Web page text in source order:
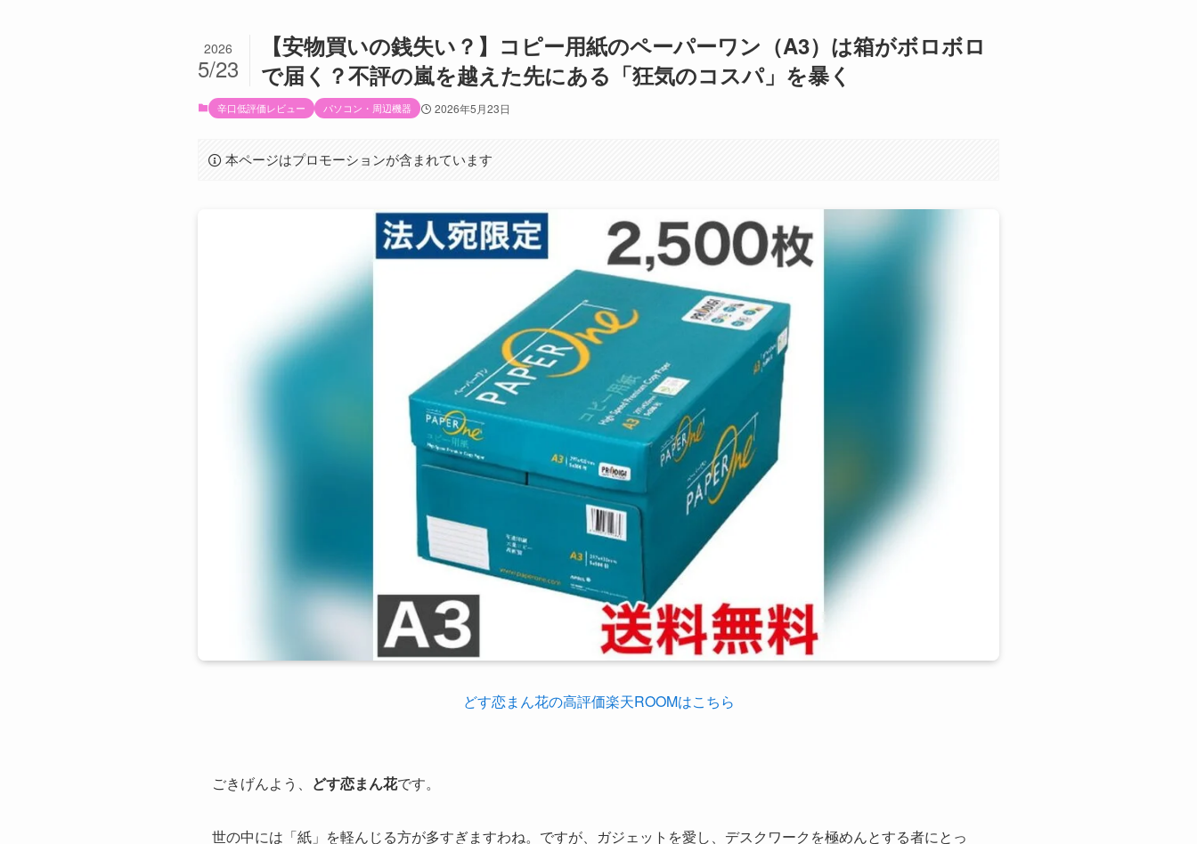
【安物買いの銭失い？】コピー用紙のペーパーワン（A3）は箱がボロボロ
で届く？不評の嵐を越えた先にある「狂気のコスパ」を暴く
2026
5/23
辛口低評価レビュー パソコン・周辺機器 2026年5月23日
本ページはプロモーションが含まれています
どす恋まん花の高評価楽天ROOMはこちら
ごきげんよう、 どす恋まん花です。
世の中には「紙」を軽んじる方が多すぎますわね。ですが、ガジェットを愛し、デスクワークを極めんとする者にとっ